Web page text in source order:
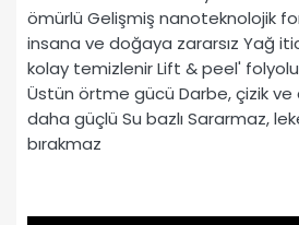
ömürlü Gelişmiş nanoteknolojik
insana ve doğaya zararsız Yağ
kolay temizlenir Lift & peel'
Üstün örtme gücü Darbe, çizik ve
daha güçlü Su bazlı Sararmaz,
bırakmaz